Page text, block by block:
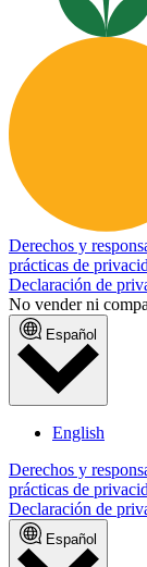
Derechos y
prácticas de
Declaración de
No vender ni
Español
English
Derechos y
prácticas de
Declaración de
Español